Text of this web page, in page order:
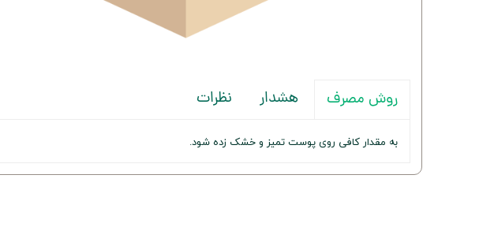
روش مصرف هشدار نظرات
به مقدار کافی روی پوست تمیز و خشک زده شود.